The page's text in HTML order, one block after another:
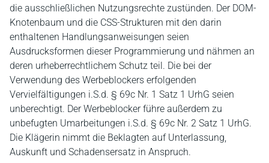
die ausschließlichen Nutzungsrechte zustünden. Der DOM-
Knotenbaum und die CSS-Strukturen mit den darin
enthaltenen Handlungsanweisungen seien
Ausdrucksformen dieser Programmierung und nähmen an
deren urheberrechtlichem Schutz teil. Die bei der
Verwendung des Werbeblockers erfolgenden
Vervielfältigungen i.S.d. § 69c Nr. 1 Satz 1 UrhG seien
unberechtigt. Der Werbeblocker führe außerdem zu
unbefugten Umarbeitungen i.S.d. § 69c Nr. 2 Satz 1 UrhG.
Die Klägerin nimmt die Beklagten auf Unterlassung,
Auskunft und Schadensersatz in Anspruch.